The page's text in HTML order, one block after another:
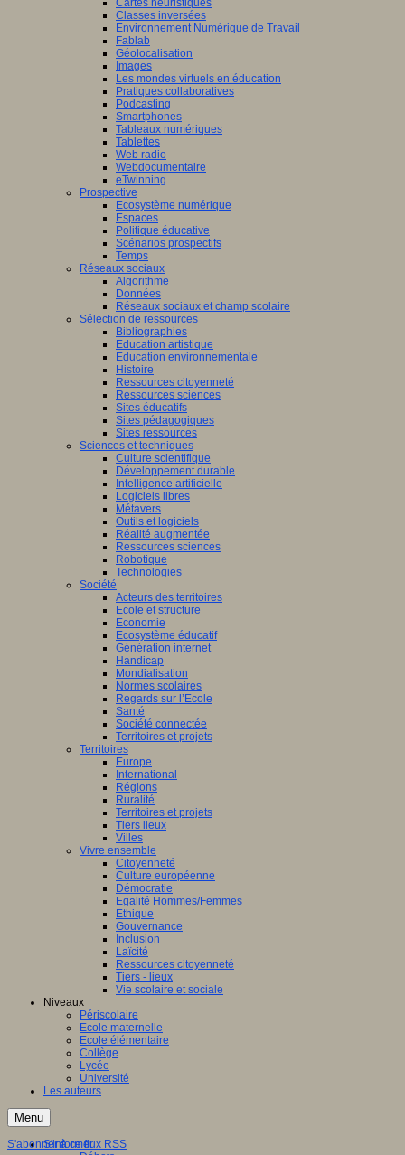
Cartes heuristiques
Classes inversées
Environnement Numérique de Travail
Fablab
Géolocalisation
Images
Les mondes virtuels en éducation
Pratiques collaboratives
Podcasting
Smartphones
Tableaux numériques
Tablettes
Web radio
Webdocumentaire
eTwinning
Prospective
Ecosystème numérique
Espaces
Politique éducative
Scénarios prospectifs
Temps
Réseaux sociaux
Algorithme
Données
Réseaux sociaux et champ scolaire
Sélection de ressources
Bibliographies
Education artistique
Education environnementale
Histoire
Ressources citoyenneté
Ressources sciences
Sites éducatifs
Sites pédagogiques
Sites ressources
Sciences et techniques
Culture scientifique
Développement durable
Intelligence artificielle
Logiciels libres
Métavers
Outils et logiciels
Réalité augmentée
Ressources sciences
Robotique
Technologies
Société
Acteurs des territoires
Ecole et structure
Economie
Ecosystème éducatif
Génération internet
Handicap
Mondialisation
Normes scolaires
Regards sur l’Ecole
Santé
Société connectée
Territoires et projets
Territoires
Europe
International
Régions
Ruralité
Territoires et projets
Tiers lieux
Villes
Vivre ensemble
Citoyenneté
Culture européenne
Démocratie
Egalité Hommes/Femmes
Ethique
Gouvernance
Inclusion
Laïcité
Ressources citoyenneté
Tiers - lieux
Vie scolaire et sociale
Niveaux
Périscolaire
Ecole maternelle
Ecole élémentaire
Collège
Lycée
Université
Les auteurs
Menu
S'informer
S'abonner à ce flux RSS